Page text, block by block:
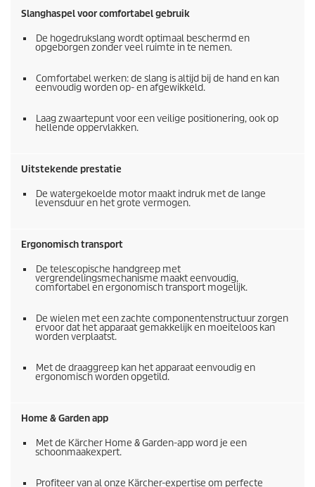
Slanghaspel voor comfortabel gebruik
De hogedrukslang wordt optimaal beschermd en
opgeborgen zonder veel ruimte in te nemen.
Comfortabel werken: de slang is altijd bij de hand en kan
eenvoudig worden op- en afgewikkeld.
Laag zwaartepunt voor een veilige positionering, ook op
hellende oppervlakken.
Uitstekende prestatie
De watergekoelde motor maakt indruk met de lange
levensduur en het grote vermogen.
Ergonomisch transport
De telescopische handgreep met
vergrendelingsmechanisme maakt eenvoudig,
comfortabel en ergonomisch transport mogelijk.
De wielen met een zachte componentenstructuur zorgen
ervoor dat het apparaat gemakkelijk en moeiteloos kan
worden verplaatst.
Met de draaggreep kan het apparaat eenvoudig en
ergonomisch worden opgetild.
Home & Garden app
Met de Kärcher Home & Garden-app word je een
schoonmaakexpert.
Profiteer van al onze Kärcher-expertise om perfecte